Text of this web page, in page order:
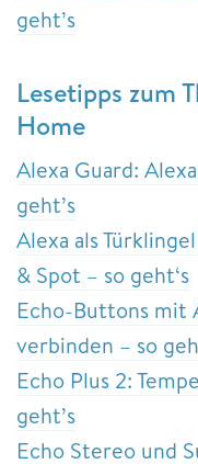
geht’s
Lesetipps zum
Home
Alexa Guard:
geht’s
Alexa als
& Spot – so geht‘s
Echo-Buttons mit
verbinden – so
Echo Plus 2:
geht’s
Echo Stereo und